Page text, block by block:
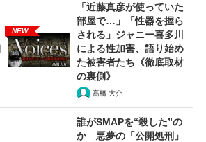
NEW
「近藤真彦が使っていた
部屋で…」「性器を握ら
される」ジャニー喜多川
による性加害、語り始め
た被害者たち《徹底取材
の裏側》
髙橋 大介
誰がSMAPを“殺した”の
か 悪夢の「公開処刑」